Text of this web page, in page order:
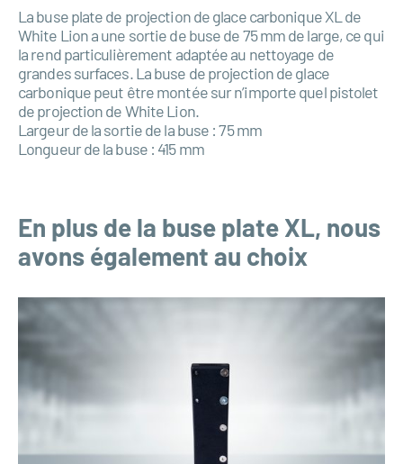
La buse plate de projection de glace carbonique XL de
White Lion a une sortie de buse de 75 mm de large, ce qui
la rend particulièrement adaptée au nettoyage de
grandes surfaces. La buse de projection de glace
carbonique peut être montée sur n’importe quel pistolet
de projection de White Lion.
Largeur de la sortie de la buse : 75 mm
Longueur de la buse : 415 mm
En plus de la buse plate XL, nous
avons également au choix